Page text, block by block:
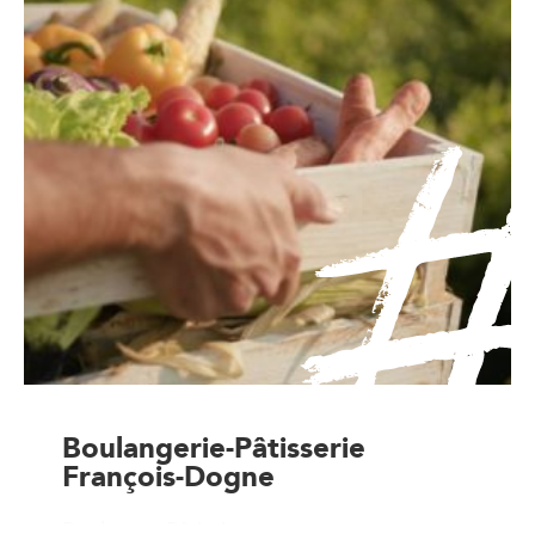
Boulangerie-Pâtisserie
François-Dogne